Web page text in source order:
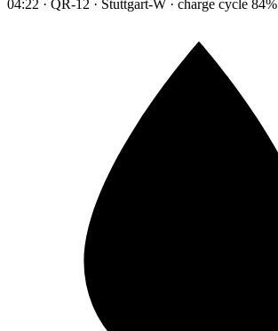
04:22 · QR-12 · Stuttgart-W · charge cycle 84%